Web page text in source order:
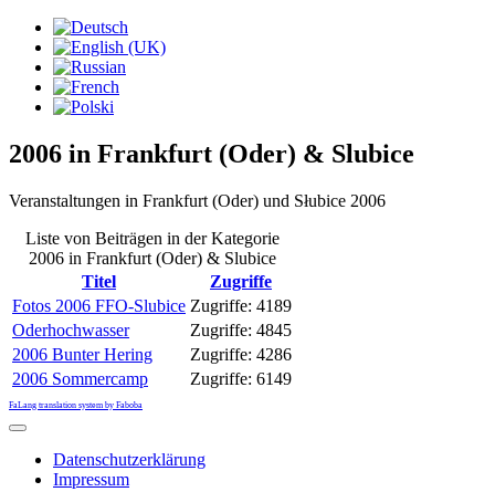
2006 in Frankfurt (Oder) & Slubice
Veranstaltungen in Frankfurt (Oder) und Słubice 2006
Liste von Beiträgen in der Kategorie
2006 in Frankfurt (Oder) & Slubice
Titel
Zugriffe
Fotos 2006 FFO-Slubice Zugriffe: 4189
Oderhochwasser
Zugriffe: 4845
2006 Bunter Hering
Zugriffe: 4286
2006 Sommercamp
Zugriffe: 6149
FaLang translation system by Faboba
Datenschutzerklärung
Impressum